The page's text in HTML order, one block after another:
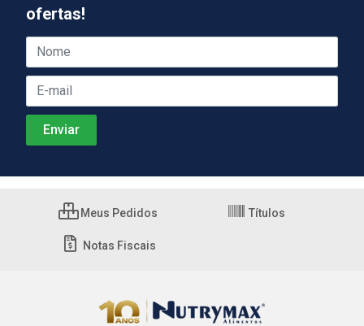
ofertas!
Meus Pedidos Títulos
Notas Fiscais